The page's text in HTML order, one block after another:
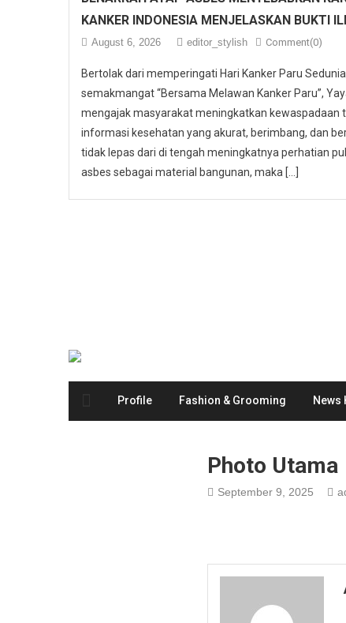
KANKER INDONESIA MENJELASKAN BUKTI
August 6, 2026 editor_stylish Comment(0)
Bertolak dari memperingati Hari Kanker Paru
semakmangat “Bersama Melawan Kanker Paru”,
mengajak masyarakat meningkatkan kewaspadaan
informasi kesehatan yang akurat, berimbang, dan
tidak lepas dari di tengah meningkatnya perhatian
asbes sebagai material bangunan, maka […]
Profile Fashion & Grooming News
Photo Utama
September 9, 2025